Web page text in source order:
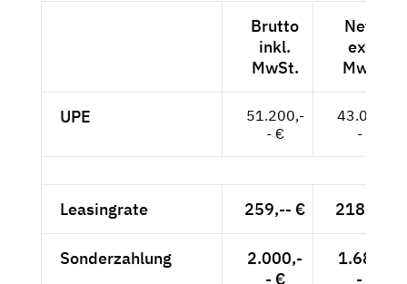
Brutto
inkl.
MwSt.
Netto
exkl.
MwSt.
UPE
51.200,-
- €
43.025,-
- €
Leasingrate 259,-- € 218,-- €
Sonderzahlung
2.000,-
- €
1.681,-
- €